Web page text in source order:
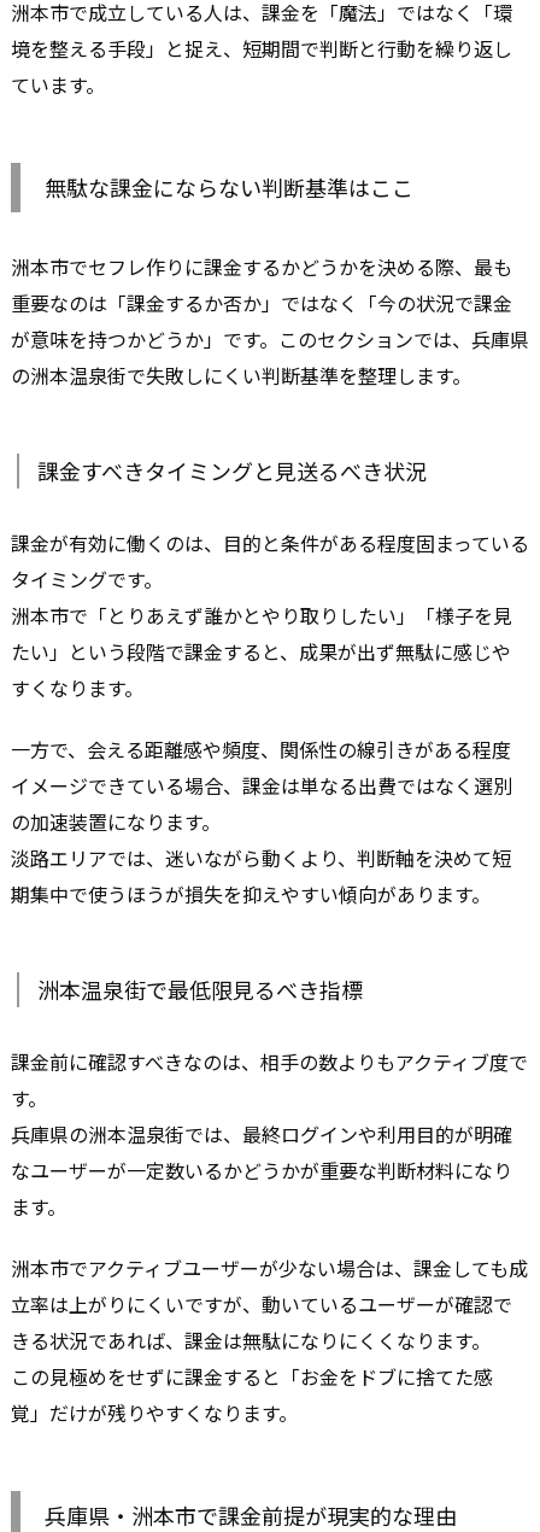
洲本市で成立している人は、課金を「魔法」ではなく「環
境を整える手段」と捉え、短期間で判断と行動を繰り返し
ています。
無駄な課金にならない判断基準はここ
洲本市でセフレ作りに課金するかどうかを決める際、最も
重要なのは「課金するか否か」ではなく「今の状況で課金
が意味を持つかどうか」です。このセクションでは、兵庫県
の洲本温泉街で失敗しにくい判断基準を整理します。
課金すべきタイミングと見送るべき状況
課金が有効に働くのは、目的と条件がある程度固まっている
タイミングです。
洲本市で「とりあえず誰かとやり取りしたい」「様子を見
たい」という段階で課金すると、成果が出ず無駄に感じや
すくなります。
一方で、会える距離感や頻度、関係性の線引きがある程度
イメージできている場合、課金は単なる出費ではなく選別
の加速装置になります。
淡路エリアでは、迷いながら動くより、判断軸を決めて短
期集中で使うほうが損失を抑えやすい傾向があります。
洲本温泉街で最低限見るべき指標
課金前に確認すべきなのは、相手の数よりもアクティブ度で
す。
兵庫県の洲本温泉街では、最終ログインや利用目的が明確
なユーザーが一定数いるかどうかが重要な判断材料になり
ます。
洲本市でアクティブユーザーが少ない場合は、課金しても成
立率は上がりにくいですが、動いているユーザーが確認で
きる状況であれば、課金は無駄になりにくくなります。
この見極めをせずに課金すると「お金をドブに捨てた感
覚」だけが残りやすくなります。
兵庫県・洲本市で課金前提が現実的な理由